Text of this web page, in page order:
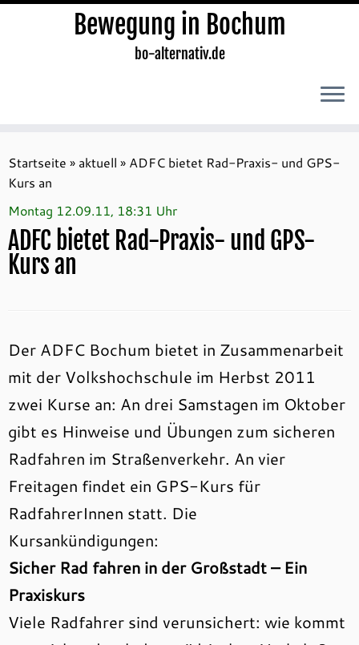
Inhalt
springen
Bewegung in Bochum
bo-alternativ.de
Startseite » aktuell » ADFC bietet Rad-Praxis- und GPS-
Kurs an
Montag 12.09.11, 18:31 Uhr
ADFC bietet Rad-Praxis- und GPS-
Kurs an
Der ADFC Bochum bietet in Zusammenarbeit
mit der Volkshochschule im Herbst 2011
zwei Kurse an: An drei Samstagen im Oktober
gibt es Hinweise und Übungen zum sicheren
Radfahren im Straßenverkehr. An vier
Freitagen findet ein GPS-Kurs für
RadfahrerInnen statt. Die
Kursankündigungen:
Sicher Rad fahren in der Großstadt – Ein
Praxiskurs
Viele Radfahrer sind verunsichert: wie kommt